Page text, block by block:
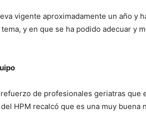
vigente aproximadamente un año y
y en que se ha podido adecuar y
de profesionales geriatras que
HPM recalcó que es una muy buena